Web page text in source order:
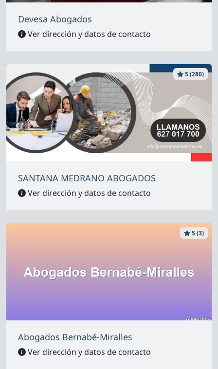
Devesa Abogados
Ver dirección y datos de contacto
5 (280)
SANTANA MEDRANO ABOGADOS
Ver dirección y datos de contacto
5 (3)
Abogados Bernabé-Miralles
Ver dirección y datos de contacto